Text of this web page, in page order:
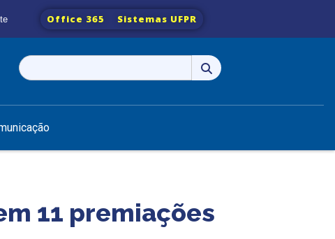
Office 365 Sistemas UFPR
Pesquisar
por:
11 premiações